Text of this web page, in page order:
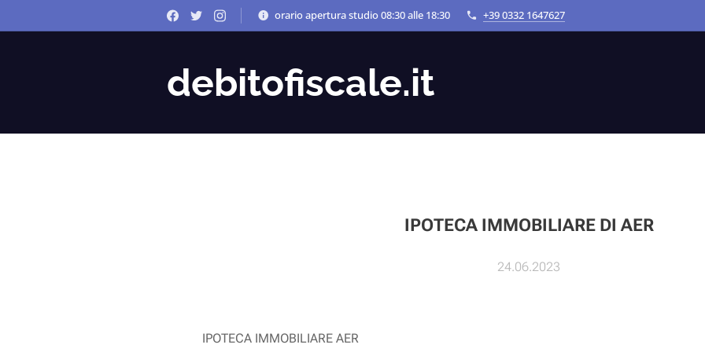
orario apertura studio 08:30 alle 18:30 +39 0332 1647627
debitofiscale.it
IPOTECA IMMOBILIARE DI AER
24.06.2023
IPOTECA IMMOBILIARE AER